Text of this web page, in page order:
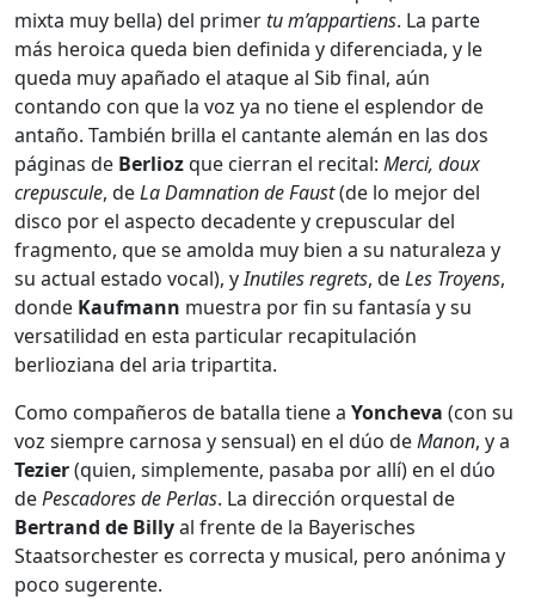
mixta muy bella) del primertu m’appartiens. La parte
más heroica queda bien definida y diferenciada, y le
queda muy apañado el ataque al Sib final, aún
contando con que la voz ya no tiene el esplendor de
antaño. También brilla el cantante alemán en las dos
páginas de Berliozque cierran el recital: Merci, doux
crepuscule, deLa Damnation de Faust(de lo mejor del
disco por el aspecto decadente y crepuscular del
fragmento, que se amolda muy bien a su naturaleza y
su actual estado vocal), yInutiles regrets, deLes Troyens,
donde Kaufmann muestra por fin su fantasía y su
versatilidad en esta particular recapitulación
berlioziana del aria tripartita.
Como compañeros de batalla tiene a Yoncheva (con su
voz siempre carnosa y sensual) en el dúo deManon, y a
Tezier(quien, simplemente, pasaba por allí) en el dúo
dePescadores de Perlas. La dirección orquestal de
Bertrand de Billyal frente de la Bayerisches
Staatsorchester es correcta y musical, pero anónima y
poco sugerente.